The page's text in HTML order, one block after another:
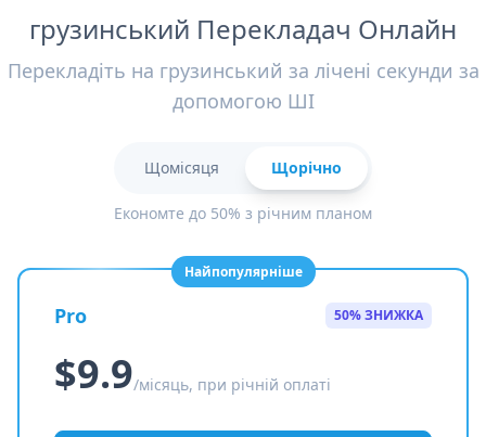
грузинський Перекладач Онлайн
Перекладіть на грузинський за лічені секунди за
допомогою ШІ
Щомісяця Щорічно
Економте до 50% з річним планом
Найпопулярніше
Pro 50% ЗНИЖКА
$9.9/місяць, при річній оплаті